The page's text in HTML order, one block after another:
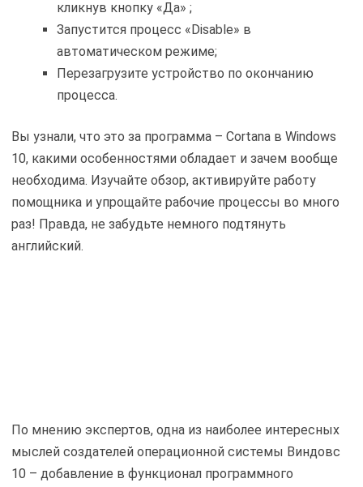
кликнув кнопку «Да» ;
Запустится процесс «Disable» в
автоматическом режиме;
Перезагрузите устройство по окончанию
процесса.
Вы узнали, что это за программа – Cortana в Windows
10, какими особенностями обладает и зачем вообще
необходима. Изучайте обзор, активируйте работу
помощника и упрощайте рабочие процессы во много
раз! Правда, не забудьте немного подтянуть
английский.
По мнению экспертов, одна из наиболее интересных
мыслей создателей операционной системы Виндовс
10 – добавление в функционал программного